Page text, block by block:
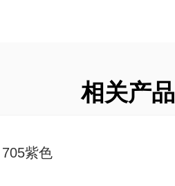
相关产品
705紫色